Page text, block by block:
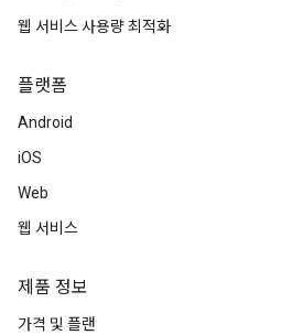
웹 서비스 사용량 최적화
플랫폼
Android
iOS
Web
웹 서비스
제품 정보
가격 및 플랜